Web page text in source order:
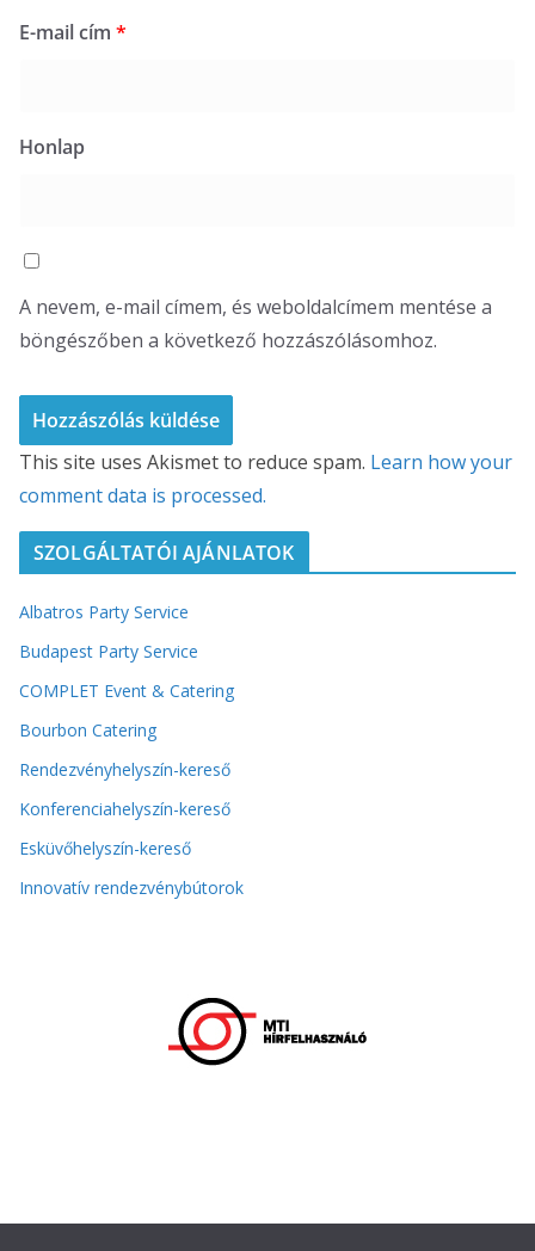
E-mail cím *
Honlap
A nevem, e-mail címem, és weboldalcímem mentése a
böngészőben a következő hozzászólásomhoz.
This site uses Akismet to reduce spam. Learn how your
comment data is processed.
SZOLGÁLTATÓI AJÁNLATOK
Albatros Party Service
Budapest Party Service
COMPLET Event & Catering
Bourbon Catering
Rendezvényhelyszín-kereső
Konferenciahelyszín-kereső
Esküvőhelyszín-kereső
Innovatív rendezvénybútorok